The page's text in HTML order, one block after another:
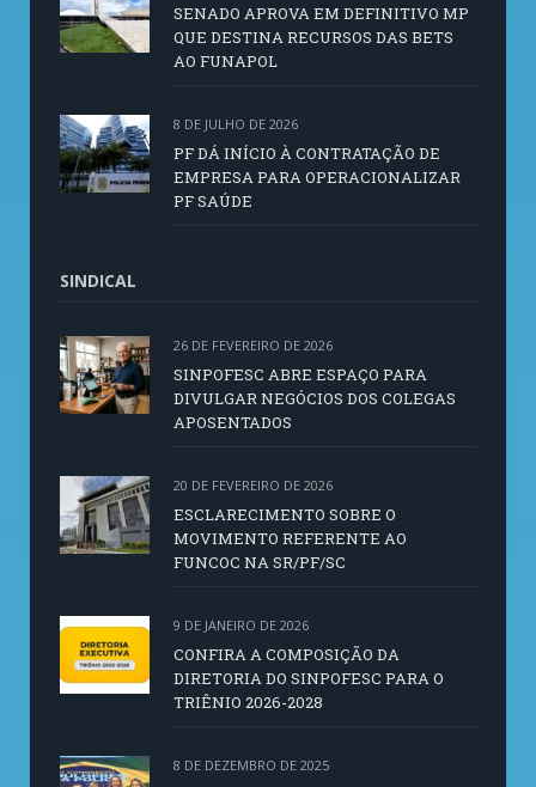
SENADO APROVA EM DEFINITIVO MP
QUE DESTINA RECURSOS DAS BETS
AO FUNAPOL
8 DE JULHO DE 2026
PF DÁ INÍCIO À CONTRATAÇÃO DE
EMPRESA PARA OPERACIONALIZAR
PF SAÚDE
SINDICAL
26 DE FEVEREIRO DE 2026
SINPOFESC ABRE ESPAÇO PARA
DIVULGAR NEGÓCIOS DOS COLEGAS
APOSENTADOS
20 DE FEVEREIRO DE 2026
ESCLARECIMENTO SOBRE O
MOVIMENTO REFERENTE AO
FUNCOC NA SR/PF/SC
9 DE JANEIRO DE 2026
CONFIRA A COMPOSIÇÃO DA
DIRETORIA DO SINPOFESC PARA O
TRIÊNIO 2026-2028
8 DE DEZEMBRO DE 2025